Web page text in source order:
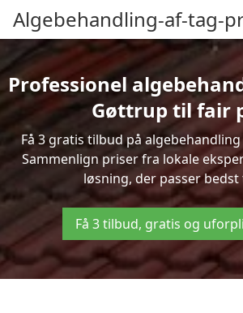
Algebehandling-af-tag-
Professionel
Gøttrup til fair
Få 3 gratis tilbud på
Sammenlign priser fra lokale
løsning, der passer bedst
Få 3 tilbud, gratis og